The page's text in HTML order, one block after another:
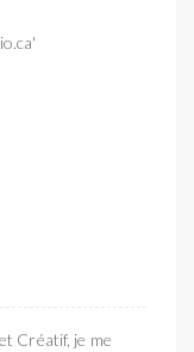
Créatif, je me